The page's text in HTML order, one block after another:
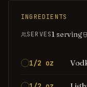
INGREDIENTS
SERVES1 serving
1/2 oz